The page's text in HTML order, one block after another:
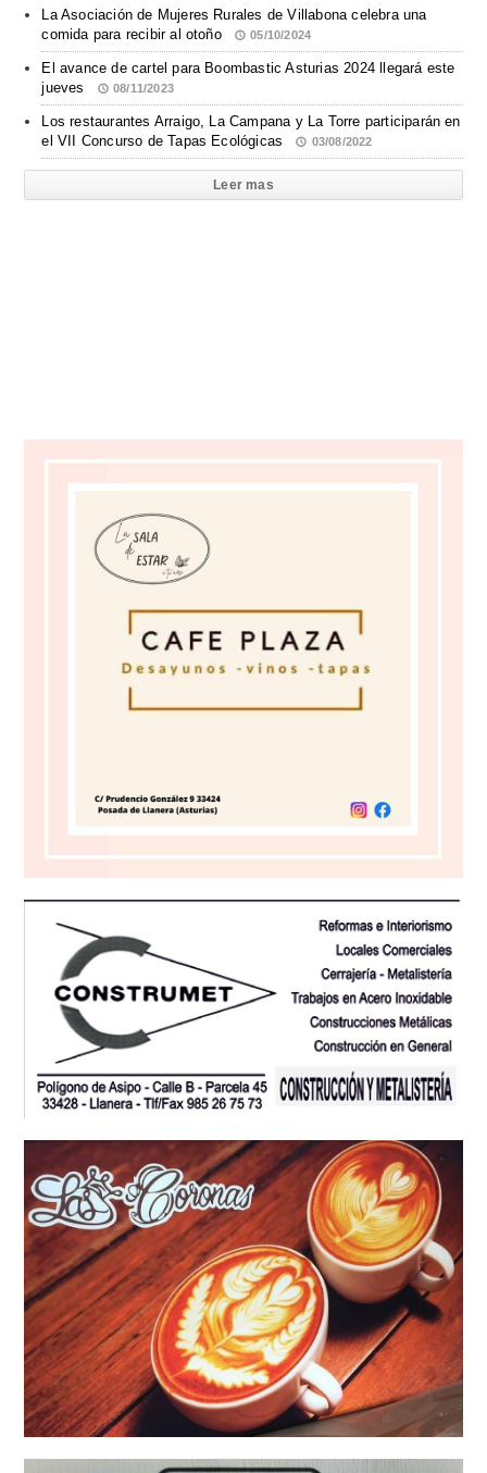
La Asociación de Mujeres Rurales de Villabona celebra una
comida para recibir al otoño
05/10/2024
El avance de cartel para Boombastic Asturias 2024 llegará este
jueves
08/11/2023
Los restaurantes Arraigo, La Campana y La Torre participarán en
el VII Concurso de Tapas Ecológicas
03/08/2022
Leer mas